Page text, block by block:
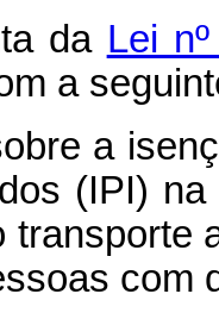
da Lei
a
a
(IPI)
transporte
com